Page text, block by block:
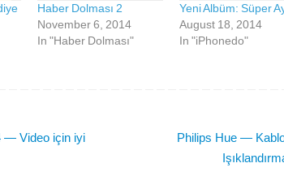
Haber Dolması 2
November 6, 2014
In "Haber Dolması"
Yeni Albüm: Süper
August 18, 2014
In "iPhonedo"
— Video için iyi
Philips Hue —